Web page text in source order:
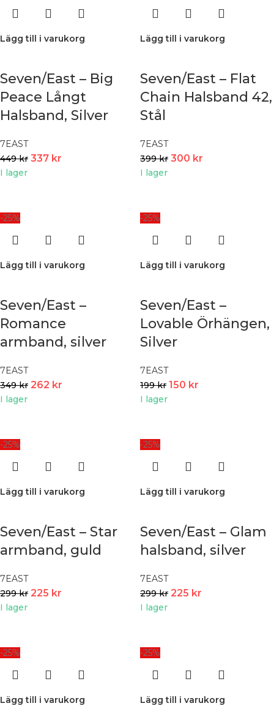
Lägg till i varukorg
Seven/East – Big
Peace Långt
Halsband, Silver
7EAST
449kr 337 kr
I lager
Lägg till i varukorg
Seven/East – Flat
Chain Halsband 42,
Stål
7EAST
399kr 300 kr
I lager
-25%
Lägg till i varukorg
Seven/East –
Romance
armband, silver
7EAST
349kr 262 kr
I lager
-25%
Lägg till i varukorg
Seven/East –
Lovable Örhängen,
Silver
7EAST
199kr 150 kr
I lager
-25%
Lägg till i varukorg
Seven/East – Star
armband, guld
7EAST
299kr 225 kr
I lager
-25%
Lägg till i varukorg
Seven/East – Glam
halsband, silver
7EAST
299kr 225 kr
I lager
-25%
Lägg till i varukorg
-25%
Lägg till i varukorg